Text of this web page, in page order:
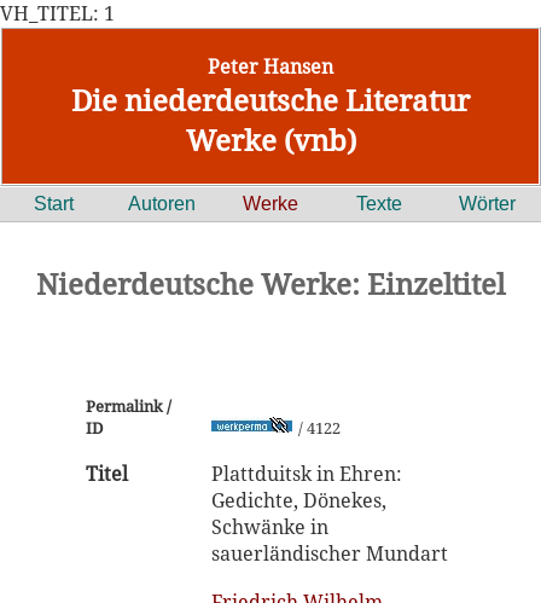
VH_TITEL: 1
Peter Hansen
Die niederdeutsche Literatur
Werke (vnb)
Start Autoren Werke Texte Wörter
Niederdeutsche Werke: Einzeltitel
Permalink /
ID
/ 4122
Titel
Plattduitsk in Ehren:
Gedichte, Dönekes,
Schwänke in
sauerländischer Mundart